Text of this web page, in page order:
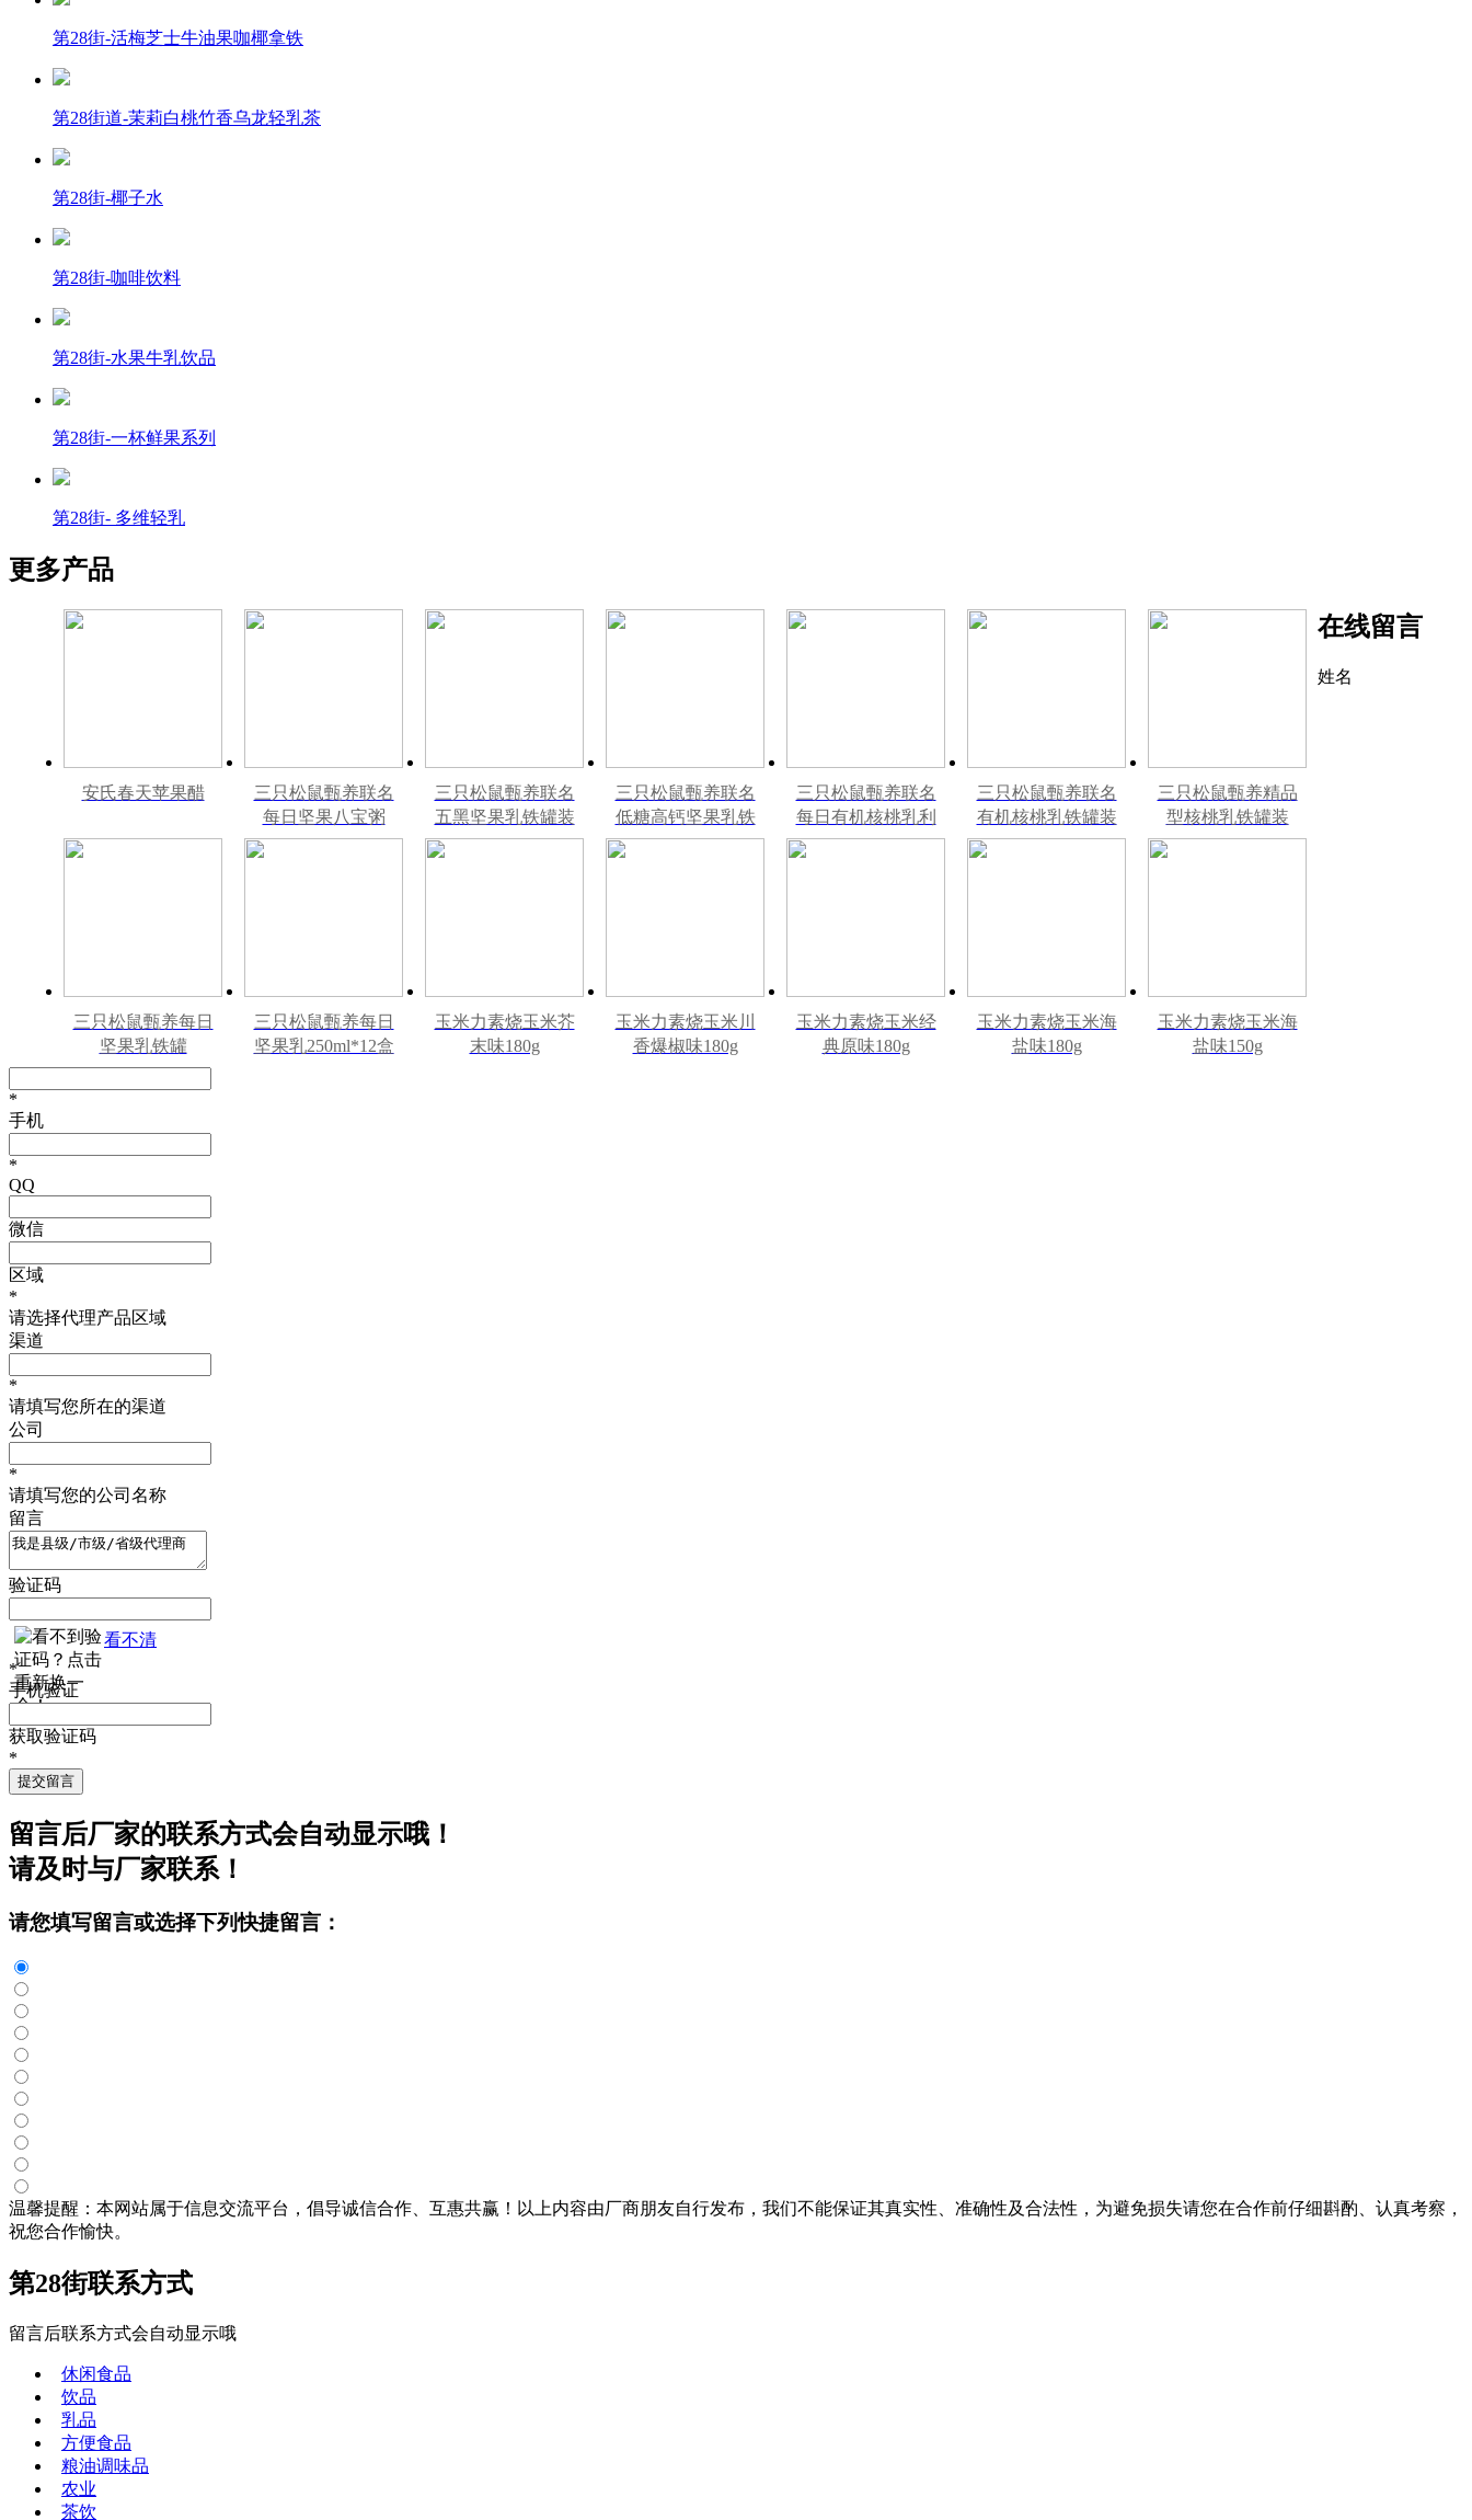
第28街-活梅芝士牛油果咖椰拿铁
第28街道-茉莉白桃竹香乌龙轻乳茶
第28街-椰子水
第28街-咖啡饮料
第28街-水果牛乳饮品
第28街-一杯鲜果系列
第28街- 多维轻乳
更多产品
安氏春天苹果醋
三只松鼠甄养联名
每日坚果八宝粥
330g*12罐礼盒装
三只松鼠甄养联名
五黑坚果乳铁罐装
240ml*20罐彩箱装
三只松鼠甄养联名
低糖高钙坚果乳铁
罐240ml*12罐礼盒
三只松鼠甄养联名
每日有机核桃乳利
乐砖250ml*12盒木
三只松鼠甄养联名
有机核桃乳铁罐装
240ml*12罐礼盒
三只松鼠甄养精品
型核桃乳铁罐装
240ml*12罐
三只松鼠甄养每日
坚果乳铁罐
240ml*12罐礼盒装
三只松鼠甄养每日
坚果乳250ml*12盒
玉米力素烧玉米芥
末味180g
玉米力素烧玉米川
香爆椒味180g
玉米力素烧玉米经
典原味180g
玉米力素烧玉米海
盐味180g
玉米力素烧玉米海
盐味150g
在线留言
姓名
*
手机
*
QQ
微信
区域
*
请选择代理产品区域
渠道
*
请填写您所在的渠道
公司
*
请填写您的公司名称
留言
验证码
看不清
*
手机验证
获取验证码
*
提交留言
留言后厂家的联系方式会自动显示哦！
请及时与厂家联系！
请您填写留言或选择下列快捷留言：
温馨提醒：本网站属于信息交流平台，倡导诚信合作、互惠共赢！以上内容由厂商朋友自行发布，我们不能保证其真实性、准确性及合法性，为避免损失请您在合作前仔细斟酌、认真考察，
祝您合作愉快。
第28街联系方式
留言后联系方式会自动显示哦
休闲食品
饮品
乳品
方便食品
粮油调味品
农业
茶饮